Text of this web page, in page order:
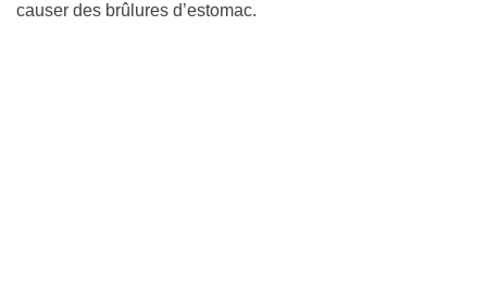
causer des brûlures d’estomac.